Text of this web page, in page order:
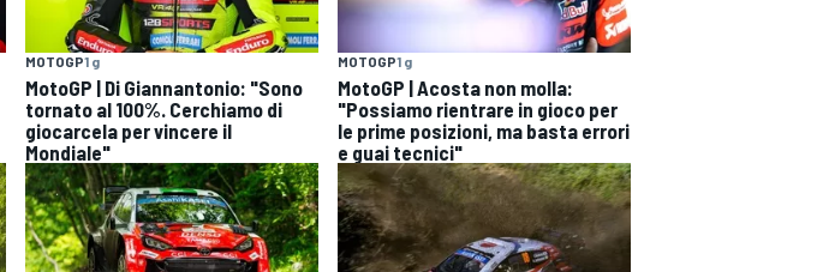
MOTOGP1 g
MotoGP | Di Giannantonio: "Sono
tornato al 100%. Cerchiamo di
giocarcela per vincere il
Mondiale"
MOTOGP1 g
MotoGP | Acosta non molla:
"Possiamo rientrare in gioco per
le prime posizioni, ma basta errori
e guai tecnici"